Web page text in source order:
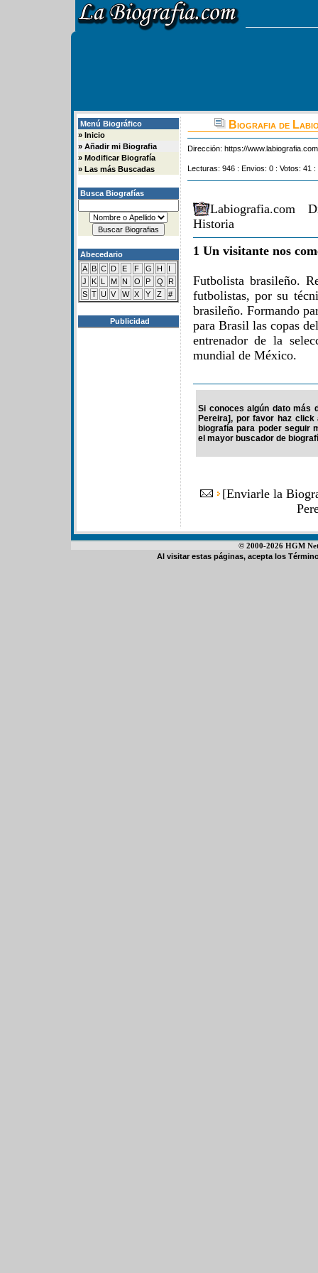
Menú Biográfico
» Inicio
» Añadir mi Biografia
» Modificar Biografía
» Las más Buscadas
Busca Biografías
Abecedario
A B C D E F G H
I
J
K L M N O P Q
R
S T U V W X Y Z #
Publicidad
Biografia de
Dirección: https://
Lecturas: 946 : Envios: 0 : Votos: 41
Labiografia.com
Historia
1 Un visitante nos
Futbolista brasileño.
futbolistas, por su
brasileño. Formando
para Brasil las copas
entrenador de la
mundial de México.
Si conoces algún dato más
Pereira], por favor haz
biografía para poder seguir
el mayor buscador de
[Enviarle la
© 2000-2026 HGM
Al visitar estas páginas, acepta los